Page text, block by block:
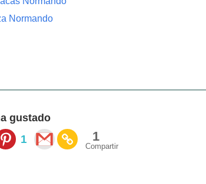
Normando
gustado
1 1
Compartir